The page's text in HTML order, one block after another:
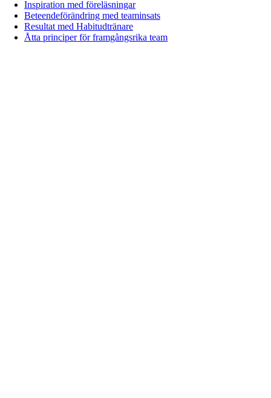
Inspiration med föreläsningar
Beteendeförändring med teaminsats
Resultat med Habitudtränare
Åtta principer för framgångsrika team